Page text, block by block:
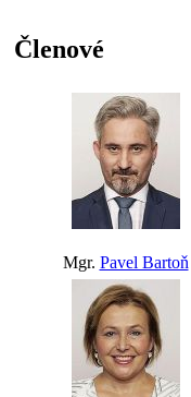
Členové
Mgr. Pavel Bartoň